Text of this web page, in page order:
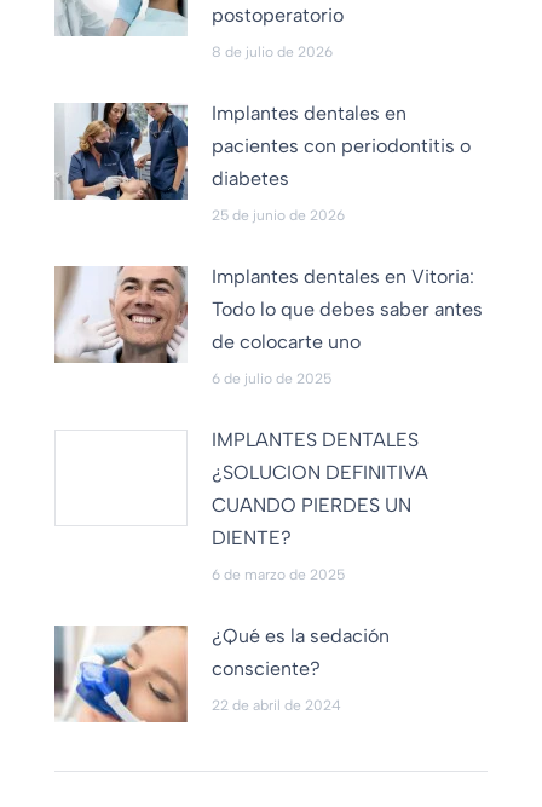
postoperatorio
8 de julio de 2026
Implantes dentales en
pacientes con periodontitis o
diabetes
25 de junio de 2026
Implantes dentales en Vitoria:
Todo lo que debes saber antes
de colocarte uno
6 de julio de 2025
IMPLANTES DENTALES
¿SOLUCION DEFINITIVA
CUANDO PIERDES UN
DIENTE?
6 de marzo de 2025
¿Qué es la sedación
consciente?
22 de abril de 2024